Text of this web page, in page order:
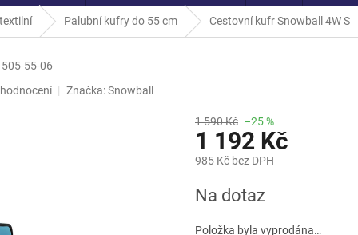
Palubní kufry do 55 cm Cestovní kufr Snowball 4W S
55-06
Značka:Snowball
1 590 Kč –25 %
1 192 Kč
985 Kč bez DPH
cena:
Na dotaz
Položka byla vyprodána…